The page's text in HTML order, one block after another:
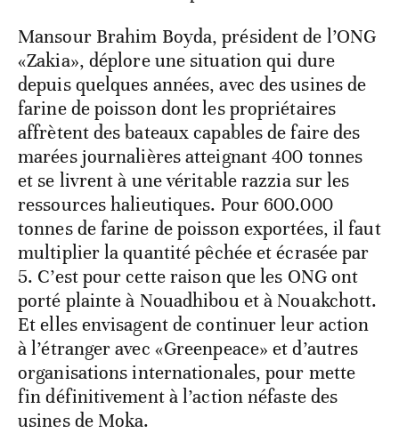
Mansour Brahim Boyda, président de l’ONG
«Zakia», déplore une situation qui dure
depuis quelques années, avec des usines de
farine de poisson dont les propriétaires
affrètent des bateaux capables de faire des
marées journalières atteignant 400 tonnes
et se livrent à une véritable razzia sur les
ressources halieutiques. Pour 600.000
tonnes de farine de poisson exportées, il faut
multiplier la quantité pêchée et écrasée par
5. C’est pour cette raison que les ONG ont
porté plainte à Nouadhibou et à Nouakchott.
Et elles envisagent de continuer leur action
à l’étranger avec «Greenpeace» et d’autres
organisations internationales, pour mette
fin définitivement à l’action néfaste des
usines de Moka.